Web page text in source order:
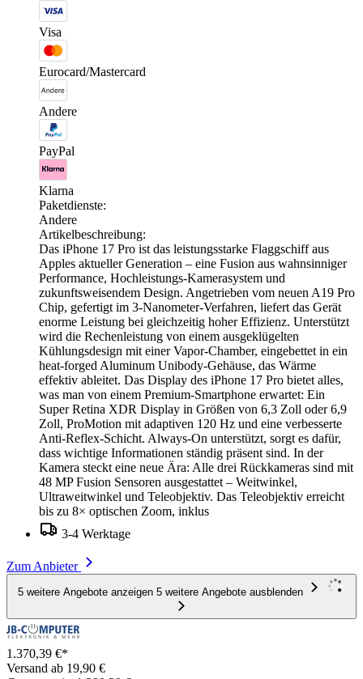
Visa
Eurocard/Mastercard
Andere
PayPal
Klarna
Paketdienste:
Andere
Artikelbeschreibung:
Das iPhone 17 Pro ist das leistungsstarke Flaggschiff aus
Apples aktueller Generation – eine Fusion aus wahnsinniger
Performance, Hochleistungs-Kamerasystem und
zukunftsweisendem Design. Angetrieben vom neuen A19 Pro
Chip, gefertigt im 3-Nanometer-Verfahren, liefert das Gerät
enorme Leistung bei gleichzeitig hoher Effizienz. Unterstützt
wird die Rechenleistung von einem ausgeklügelten
Kühlungsdesign mit einer Vapor-Chamber, eingebettet in ein
heat-forged Aluminum Unibody-Gehäuse, das Wärme
effektiv ableitet. Das Display des iPhone 17 Pro bietet alles,
was man von einem Premium-Smartphone erwartet: Ein
Super Retina XDR Display in Größen von 6,3 Zoll oder 6,9
Zoll, ProMotion mit adaptiven 120 Hz und eine verbesserte
Anti-Reflex-Schicht. Always-On unterstützt, sorgt es dafür,
dass wichtige Informationen ständig präsent sind. In der
Kamera steckt eine neue Ära: Alle drei Rückkameras sind mit
48 MP Fusion Sensoren ausgestattet – Weitwinkel,
Ultraweitwinkel und Teleobjektiv. Das Teleobjektiv erreicht
bis zu 8× optischen Zoom, inklus
3-4 Werktage
Zum Anbieter
5 weitere Angebote anzeigen 5 weitere Angebote ausblenden
1.370,39 €*
Versand ab 19,90 €